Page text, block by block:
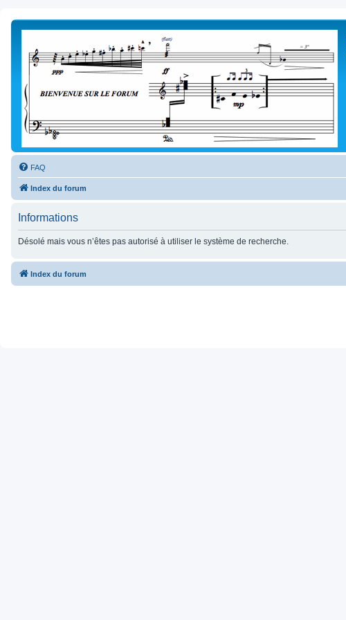
FAQ
Index du forum
Informations
Désolé mais vous n’êtes pas autorisé à utiliser le système de recherche.
Index du forum